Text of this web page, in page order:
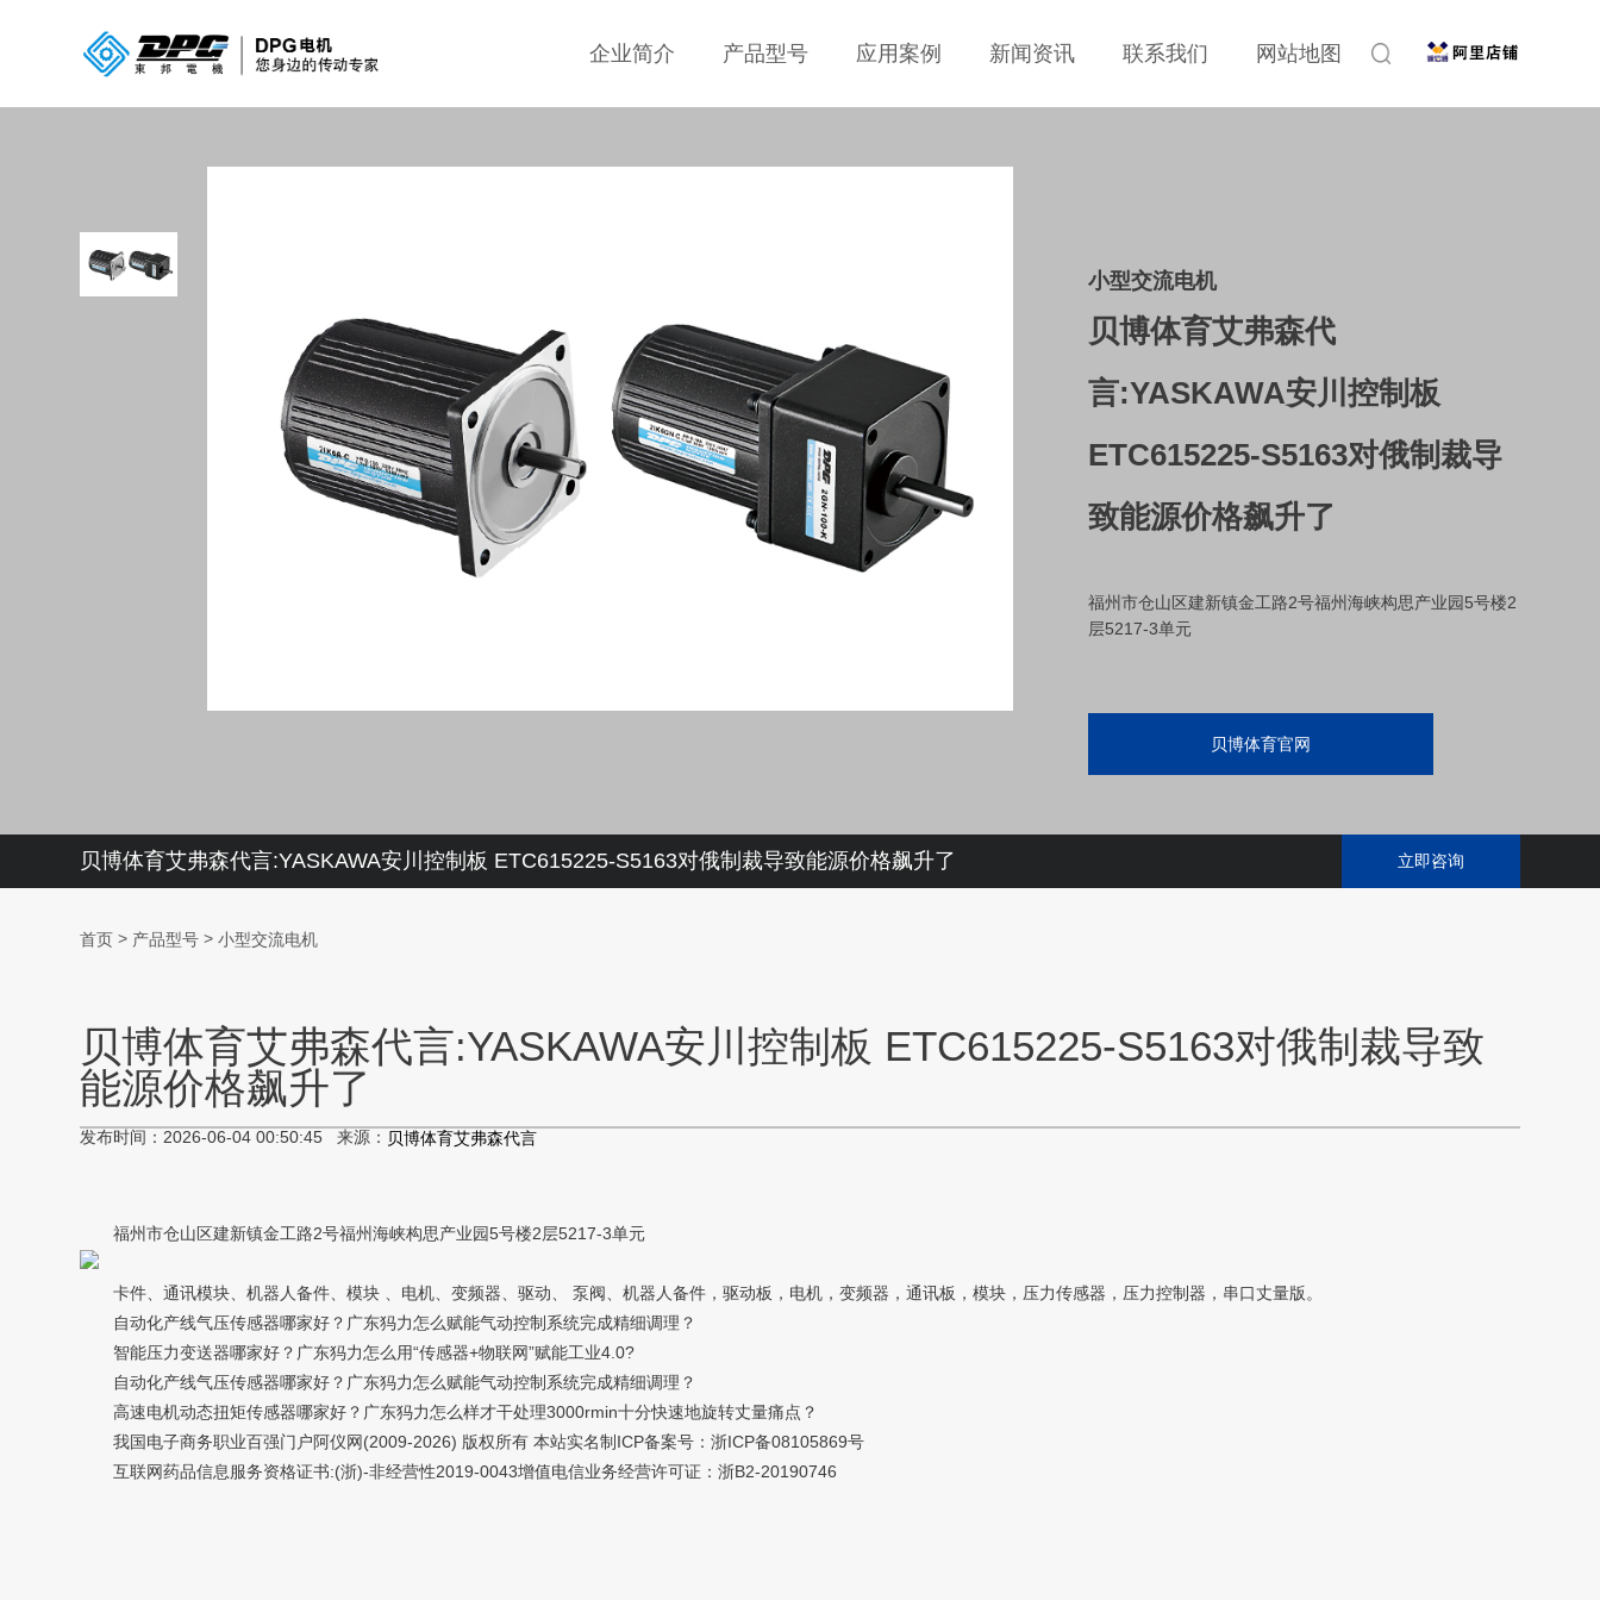
企业简介 产品型号 应用案例 新闻资讯 联系我们 网站地图
小型交流电机
贝博体育艾弗森代
言:YASKAWA安川控制板
ETC615225-S5163对俄制裁导
致能源价格飙升了
福州市仓山区建新镇金工路2号福州海峡构思产业园5号楼2
层5217-3单元
贝博体育官网
贝博体育艾弗森代言:YASKAWA安川控制板 ETC615225-S5163对俄制裁导致能源价格飙升了 立即咨询
首页 > 产品型号 >小型交流电机
贝博体育艾弗森代言:YASKAWA安川控制板 ETC615225-S5163对俄制裁导致
能源价格飙升了
发布时间：2026-06-04 00:50:45 来源： 贝博体育艾弗森代言
福州市仓山区建新镇金工路2号福州海峡构思产业园5号楼2层5217-3单元
卡件、通讯模块、机器人备件、模块 、电机、变频器、驱动、 泵阀、机器人备件，驱动板，电机，变频器，通讯板，模块，压力传感器，压力控制器，串口丈量版。
自动化产线气压传感器哪家好？广东犸力怎么赋能气动控制系统完成精细调理？
智能压力变送器哪家好？广东犸力怎么用“传感器+物联网”赋能工业4.0?
自动化产线气压传感器哪家好？广东犸力怎么赋能气动控制系统完成精细调理？
高速电机动态扭矩传感器哪家好？广东犸力怎么样才干处理3000rmin十分快速地旋转丈量痛点？
我国电子商务职业百强门户阿仪网(2009-2026) 版权所有 本站实名制ICP备案号：浙ICP备08105869号
互联网药品信息服务资格证书:(浙)-非经营性2019-0043增值电信业务经营许可证：浙B2-20190746